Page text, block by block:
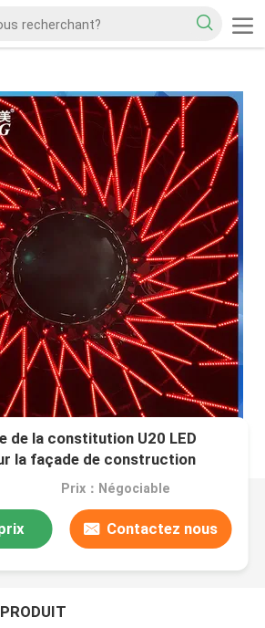
de la constitution U20 LED
la façade de construction
Prix：Négociable
Contactez nous